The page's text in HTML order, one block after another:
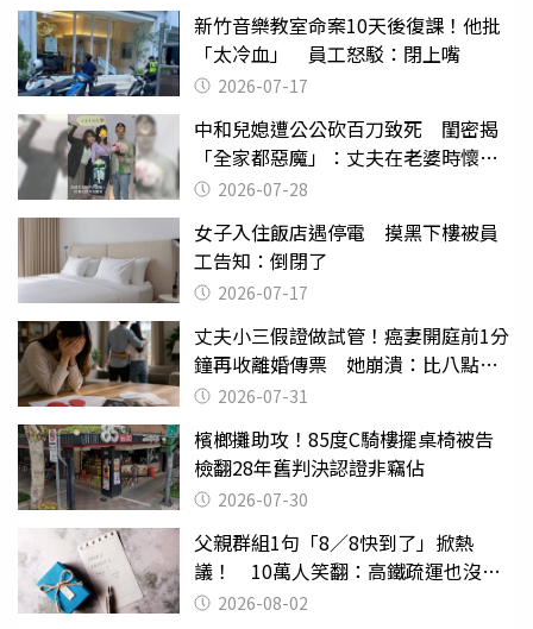
新竹音樂教室命案10天後復課！他批
「太冷血」 員工怒駁：閉上嘴
2026-07-17
中和兒媳遭公公砍百刀致死 閨密揭
「全家都惡魔」：丈夫在老婆時懷孕
摔東西
2026-07-28
女子入住飯店遇停電 摸黑下樓被員
工告知：倒閉了
2026-07-17
丈夫小三假證做試管！癌妻開庭前1分
鐘再收離婚傳票 她崩潰：比八點檔
還扯2026-07-31
檳榔攤助攻！85度C騎樓擺桌椅被告
檢翻28年舊判決認證非竊佔
2026-07-30
父親群組1句「8／8快到了」掀熱
議！ 10萬人笑翻：高鐵疏運也沒列
父親節
2026-08-02